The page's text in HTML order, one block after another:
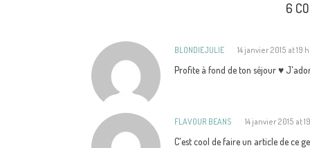
6
BLONDIEJULIE 14 janvier 2015 at 19
Profite à fond de ton séjour ♥
FLAVOUR BEANS 14 janvier 2015 at
C'est cool de faire un article de ce